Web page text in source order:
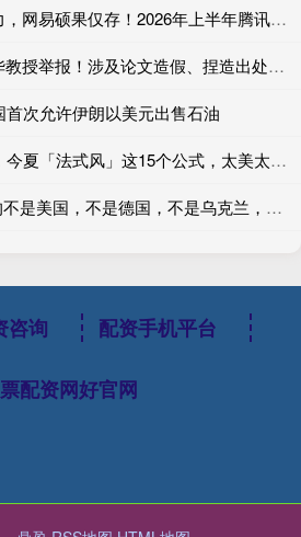
凯耀配资 腾讯疯狂发力，网易硕果仅存！2026年上半年腾讯网易上线的游戏
溢诚优配 蒋方舟被清华教授举报！涉及论文造假、捏造出处、伪造文献……
次允许伊朗以美元出售石油
高升网 别总穿极简了，今夏「法式风」这15个公式，太美太时髦了！
掌互通 俄罗斯人最恨的不是美国，不是德国，不是乌克兰，不是波兰，也不是法国，而是英国！英国不一定亲自吞地盘，但很会组织别人围堵
咨询 配资手机平台
配资网好官网